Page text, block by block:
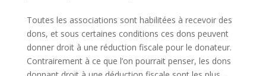
Toutes les associations sont habilitées à recevoir des
dons, et sous certaines conditions ces dons peuvent
donner droit à une réduction fiscale pour le donateur.
Contrairement à ce que l’on pourrait penser, les dons